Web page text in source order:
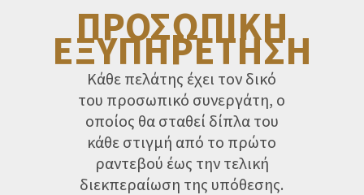
ΠΡΟΣΩΠΙΚΗ
ΕΞΥΠΗΡΕΤΗΣΗ
Κάθε πελάτης έχει τον δικό
του προσωπικό συνεργάτη, ο
οποίος θα σταθεί δίπλα του
κάθε στιγμή από το πρώτο
ραντεβού έως την τελική
διεκπεραίωση της υπόθεσης.